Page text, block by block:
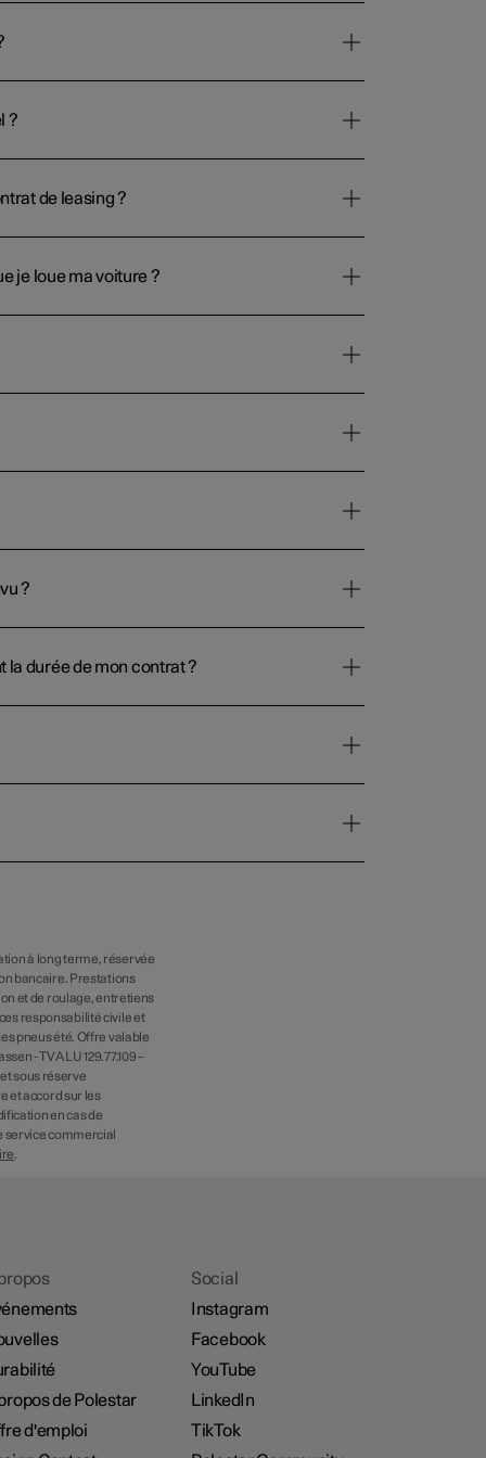
?
de leasing ?
je loue ma voiture ?
?
la durée de mon contrat ?
à long terme, réservée
bancaire. Prestations
et de roulage, entretiens
responsabilité civile et
pneus été. Offre valable
- TVA LU 129.77.109 –
sous réserve
et accord sur les
en cas de
service commercial
.
de Polestar
d'emploi
Social
Instagram
Facebook
YouTube
LinkedIn
TikTok